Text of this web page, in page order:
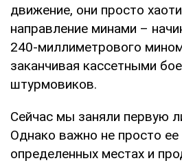
движение, они просто
направление минами –
240-миллиметрового
заканчивая кассетными
штурмовиков.
Сейчас мы заняли первую
Однако важно не просто ее
определенных местах и